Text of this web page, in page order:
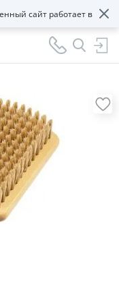
сайт работает в